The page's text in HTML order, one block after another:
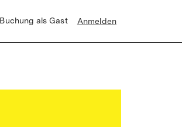
Buchung als Gast
Anmelden